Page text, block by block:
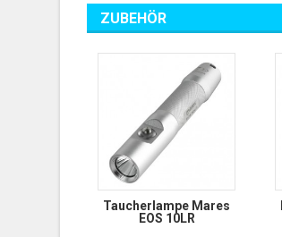
ZUBEHÖR
Taucherlampe Mares
EOS 10LR